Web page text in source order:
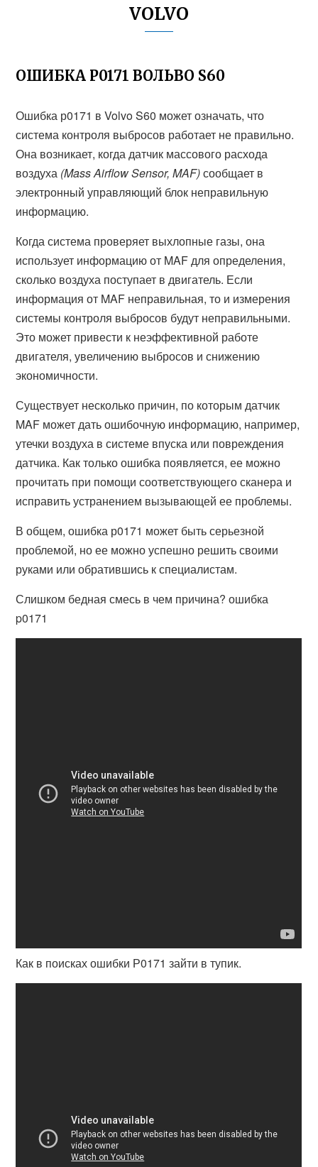
VOLVO
ОШИБКА Р0171 ВОЛЬВО S60
Ошибка р0171 в Volvo S60 может означать, что
система контроля выбросов работает не правильно.
Она возникает, когда датчик массового расхода
воздуха (Mass Airflow Sensor, MAF)сообщает в
электронный управляющий блок неправильную
информацию.
Когда система проверяет выхлопные газы, она
использует информацию от MAF для определения,
сколько воздуха поступает в двигатель. Если
информация от MAF неправильная, то и измерения
системы контроля выбросов будут неправильными.
Это может привести к неэффективной работе
двигателя, увеличению выбросов и снижению
экономичности.
Существует несколько причин, по которым датчик
MAF может дать ошибочную информацию, например,
утечки воздуха в системе впуска или повреждения
датчика. Как только ошибка появляется, ее можно
прочитать при помощи соответствующего сканера и
исправить устранением вызывающей ее проблемы.
В общем, ошибка р0171 может быть серьезной
проблемой, но ее можно успешно решить своими
руками или обратившись к специалистам.
Слишком бедная смесь в чем причина? ошибка
p0171
Как в поисках ошибки Р0171 зайти в тупик.